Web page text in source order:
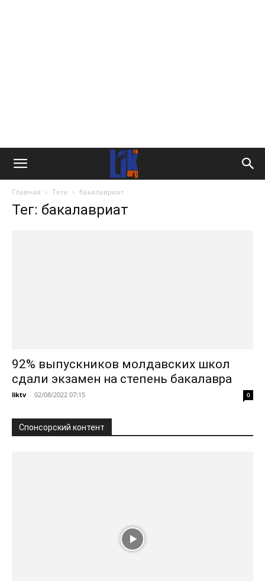
Главная Теги бакалавриат
Тег: бакалавриат
92% выпускников молдавских школ
сдали экзамен на степень бакалавра
liktv - 02/08/2022 07:15 0
Спонсорский контент